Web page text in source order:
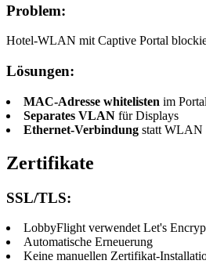
Problem:
Hotel-WLAN mit Captive Portal
Lösungen:
MAC-Adresse whitelisten im Portal
Separates VLAN für Displays
Ethernet-Verbindung statt WLAN
Zertifikate
SSL/TLS:
LobbyFlight verwendet Let's
Automatische Erneuerung
Keine manuellen Zertifikat-